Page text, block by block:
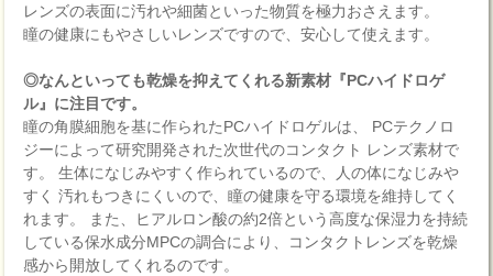
レンズの表面に汚れや細菌といった物質を極力おさえます。
瞳の健康にもやさしいレンズですので、安心して使えます。
◎なんといっても乾燥を抑えてくれる新素材『PCハイドロゲ
ル』に注目です。
瞳の角膜細胞を基に作られたPCハイドロゲルは、 PCテクノロ
ジーによって研究開発された次世代のコンタクト レンズ素材で
す。 生体になじみやすく作られているので、人の体になじみや
すく 汚れもつきにくいので、瞳の健康を守る環境を維持してく
れます。 また、ヒアルロン酸の約2倍という高度な保湿力を持続
している保水成分MPCの調合により、コンタクトレンズを乾燥
感から開放してくれるのです。